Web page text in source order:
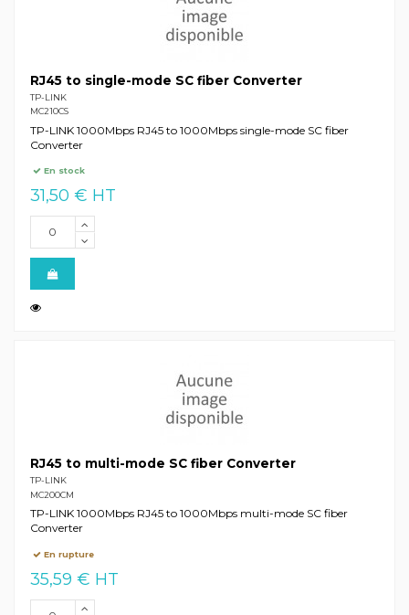
RJ45 to single-mode SC fiber Converter
TP-LINK
MC210CS
TP-LINK 1000Mbps RJ45 to 1000Mbps single-mode SC fiber
Converter
En stock
31,50 € HT
RJ45 to multi-mode SC fiber Converter
TP-LINK
MC200CM
TP-LINK 1000Mbps RJ45 to 1000Mbps multi-mode SC fiber
Converter
En rupture
35,59 € HT